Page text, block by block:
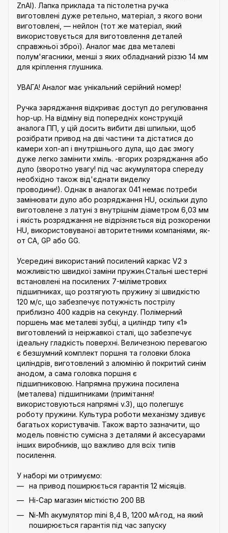
ZnAl). Лапка приклада та пістолетна ручка
виготовлені дуже ретельно, матеріал, з якого вони
виготовлені, — нейлон (тот же матеріал, який
використовується для виготовлення деталей
справжньої зброї). Аналог має два металеві
полум'ягасники, менші з яких обладнаний різзю 14 мм
для кріплення глушника.
УВАГА! Аналог має унікальний серійний номер!
Ручка заряджання відкриває доступ до регулювання
hop-up. На відміну від попередніх конструкцій
аналога ПП, у цій досить вибити дві шпильки, щоб
розібрати привод на дві частини та дістатися до
камери хоп-ап і внутрішнього дула, що дає змогу
дуже легко замінити хміль. -вгорих розряджання або
дуло (зворотно увагу! під час акумулятора спереду
необхідно також від'єднати виделку
проводини!). Однак в аналогах 041 немає потреби
замінювати дуло або розряджання HU, оскільки дуло
виготовлене з латуні з внутрішнім діаметром 6,03 мм
і якість розряджання не відрізняється від розкоренки
HU, використовуваної авторитетними компаніями, як-
от CA, GP або GG.
Усередині використаний посилений каркас V2 з
можливістю швидкої заміни пружин.Стальні шестерні
встановлені на посилених 7-міліметрових
підшипниках, що розтягують пружину зі швидкістю
120 м/с, що забезпечує потужність пострілу
приблизно 400 кадрів на секунду. Полімерний
поршень має металеві зубці, а циліндр типу «1»
виготовлений із неіржавкої сталі, що забезпечує
ідеальну гладкість поверхні. Величезною перевагою
є безшумний комплект поршня та головки блока
циліндрів, виготовлений з алюмінію й покритий синім
анодом, а сама головка поршня є
підшипниковою. Напрямна пружина посилена
(металева) підшипниками (примітання!
використовуються напрямні v.3), що полегшує
роботу пружини. Культура роботи механізму здивує
багатьох користувачів. Також варто зазначити, що
модель повністю сумісна з деталями й аксесуарами
інших виробників, що важливо для всіх типів
посилення.
У наборі ми отримуємо:
на привод поширюється гарантія 12 місяців.
Hi-Cap магазин місткістю 200 BB
Ni-Mh акумулятор mini 8,4 В, 1200 мА·год, на який
поширюється гарантія під час запуску